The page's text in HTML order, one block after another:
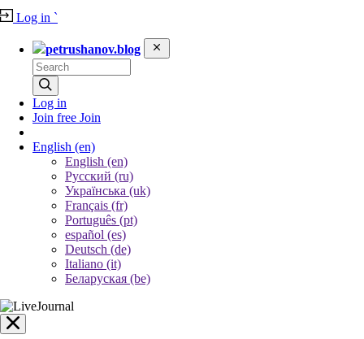
Log in `
petrushanov.blog
Log in
Join free Join
English (en)
English (en)
Русский (ru)
Українська (uk)
Français (fr)
Português (pt)
español (es)
Deutsch (de)
Italiano (it)
Беларуская (be)